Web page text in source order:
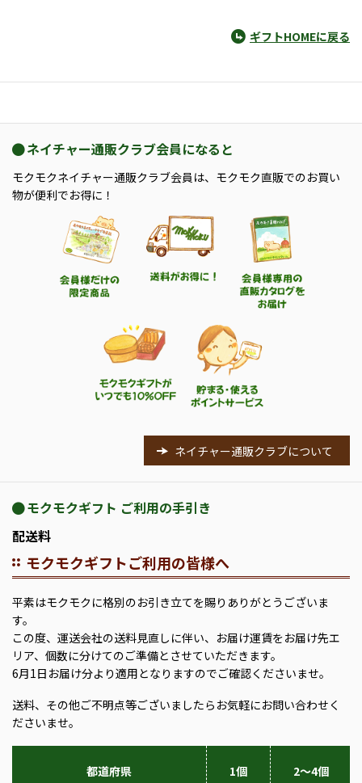
ギフトHOMEに戻る
ネイチャー通販クラブ会員になると
モクモクネイチャー通販クラブ会員は、モクモク直販でのお買い
物が便利でお得に！
ネイチャー通販クラブについて
モクモクギフト ご利用の手引き
配送料
モクモクギフトご利用の皆様へ
平素はモクモクに格別のお引き立てを賜りありがとうございま
す。
この度、運送会社の送料見直しに伴い、お届け運賃をお届け先エ
リア、個数に分けてのご準備とさせていただきます。
6月1日お届け分より適用となりますのでご確認くださいませ。
送料、その他ご不明点等ございましたらお気軽にお問い合わせく
ださいませ。
都道府県 1個 2～4個